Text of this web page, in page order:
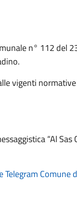
n° 112 del
vigenti
“Al
Telegram Comune